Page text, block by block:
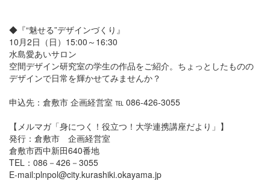
◆『“魅せる”デザインづくり』
10月2日（日）15:00～16:30
水島愛あいサロン
空間デザイン研究室の学生の作品をご紹介。ちょっとしたものの
デザインで日常を輝かせてみませんか？
申込先：倉敷市 企画経営室 ℡ 086-426-3055
【メルマガ「身につく！役立つ！大学連携講座だより」】
発行：倉敷市 企画経営室
倉敷市西中新田640番地
TEL：086－426－3055
E-mail:plnpol@city.kurashiki.okayama.jp